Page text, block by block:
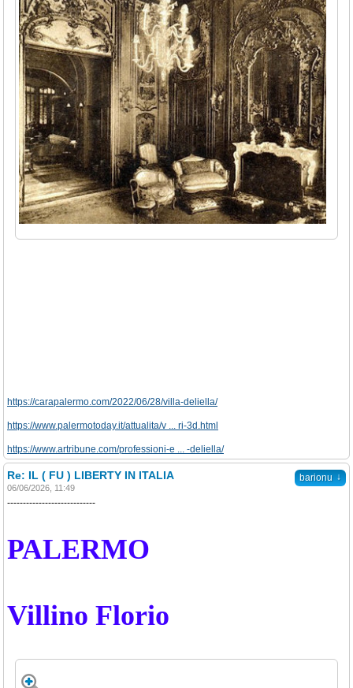
https://carapalermo.com/2022/06/28/villa-deliella/
https://www.palermotoday.it/attualita/v ... ri-3d.html
https://www.artribune.com/professioni-e ... -deliella/
barionu ↓
Re: IL ( FU ) LIBERTY IN ITALIA
06/06/2026, 11:49
----------------------------
PALERMO
Villino Florio